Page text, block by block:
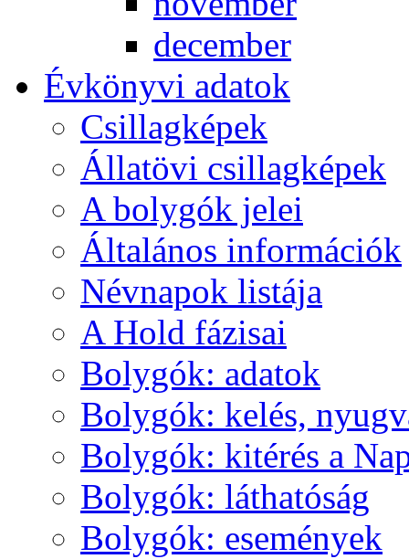
de­cem­ber
Év­köny­vi ada­tok
Csil­lag­ké­pek
Ál­lat­övi csil­lag­ké­pek
A boly­gók je­lei
Ál­ta­lá­nos in­for­má­ci­ók
Név­na­pok lis­tá­ja
A Hold fá­zi­sai
Boly­gók: ada­tok
Boly­gók: ke­lés,
Boly­gók: ki­té­rés a
Boly­gók: lát­ha­tó­ság
Boly­gók: ese­mé­nyek